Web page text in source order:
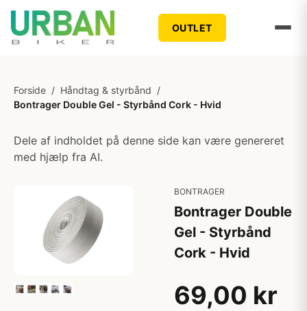
OUTLET
Forside / Håndtag & styrbånd /
Bontrager Double Gel - Styrbånd Cork - Hvid
Dele af indholdet på denne side kan være genereret
med hjælp fra AI.
BONTRAGER
Bontrager Double
Gel - Styrbånd
Cork - Hvid
69,00 kr